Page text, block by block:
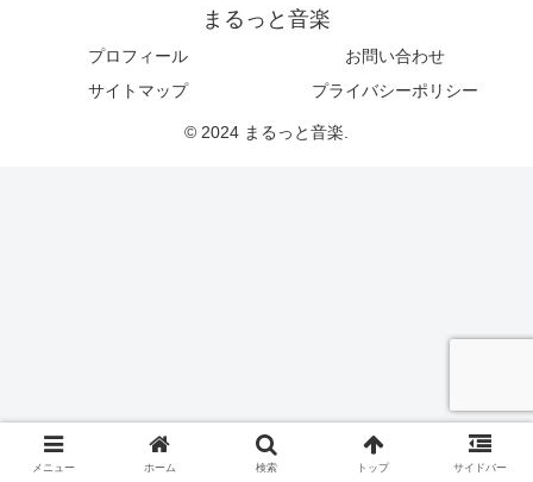
まるっと音楽
プロフィール
お問い合わせ
サイトマップ
プライバシーポリシー
© 2024 まるっと音楽.
メニュー ホーム 検索 トップ サイドバー